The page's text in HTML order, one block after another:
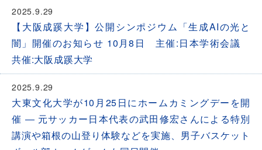
2025.9.29
【大阪成蹊大学】公開シンポジウム「生成AIの光と
闇」開催のお知らせ 10月8日 主催:日本学術会議
共催:大阪成蹊大学
2025.9.29
大東文化大学が10月25日にホームカミングデーを開
催 ― 元サッカー日本代表の武田修宏さんによる特別
講演や箱根の山登り体験などを実施、男子バスケット